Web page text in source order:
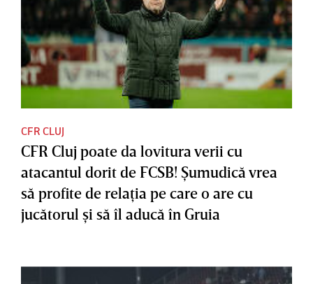
CFR CLUJ
CFR Cluj poate da lovitura verii cu
atacantul dorit de FCSB! Şumudică vrea
să profite de relaţia pe care o are cu
jucătorul şi să îl aducă în Gruia